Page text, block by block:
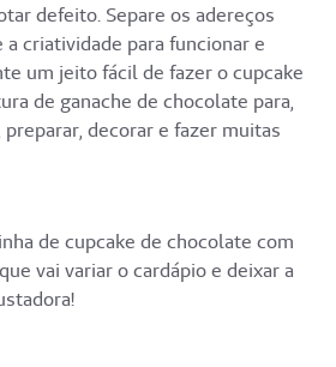
defeito. Separe os adereços
criatividade para funcionar e
um jeito fácil de fazer o cupcake
de ganache de chocolate para,
decorar e fazer muitas
de cupcake de chocolate com
vai variar o cardápio e deixar a